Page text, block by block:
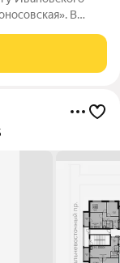
В
сдавать в аренду